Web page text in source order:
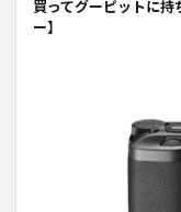
買ってグーピットに
ー】